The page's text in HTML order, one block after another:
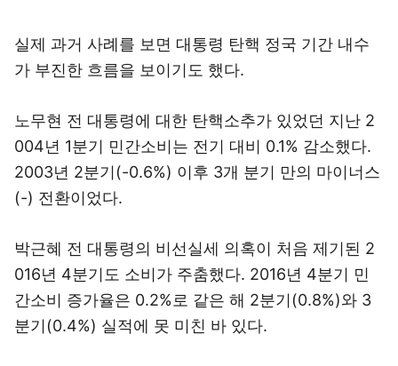
실제 과거 사례를 보면 대통령 탄핵 정국 기간 내수
가 부진한 흐름을 보이기도 했다.
노무현 전 대통령에 대한 탄핵소추가 있었던 지난 2
004년 1분기 민간소비는 전기 대비 0.1% 감소했다.
2003년 2분기(-0.6%) 이후 3개 분기 만의 마이너스
(-) 전환이었다.
박근혜 전 대통령의 비선실세 의혹이 처음 제기된 2
016년 4분기도 소비가 주춤했다. 2016년 4분기 민
간소비 증가율은 0.2%로 같은 해 2분기(0.8%)와 3
분기(0.4%) 실적에 못 미친 바 있다.